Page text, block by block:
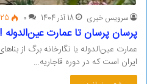
سرویس خبری 18 آذر 1404 0
پرسان پرسان تا عمارت عین‌الدوله !
عمارت عین‌الدوله یا نگارخانه برگ از
ایران است که در دوره قاجاریه…